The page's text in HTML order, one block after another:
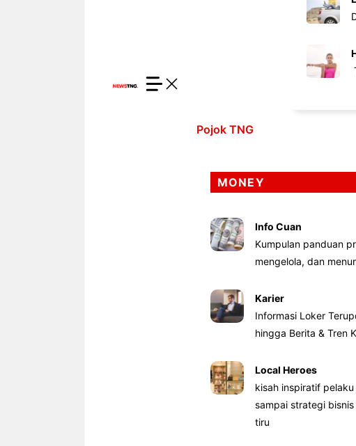
Pojok TNG
MONEY
Info Cuan
Kumpulan panduan
mengelola, dan
Karier
Informasi Loker
hingga Berita & Tren
Local Heroes
kisah inspiratif
sampai strategi
tiru